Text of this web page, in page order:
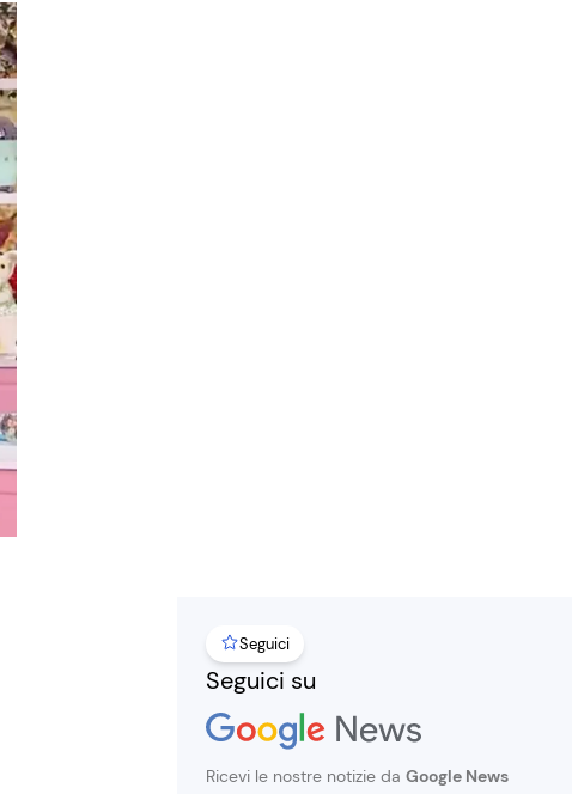
Seguici
Seguici su
Ricevi le nostre notizie da Google News